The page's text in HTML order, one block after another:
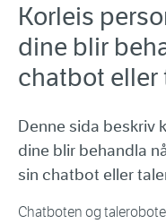
Korleis
dine blir
chatbot eller
Denne sida beskriv
dine blir behandla
sin chatbot eller
Chatboten og